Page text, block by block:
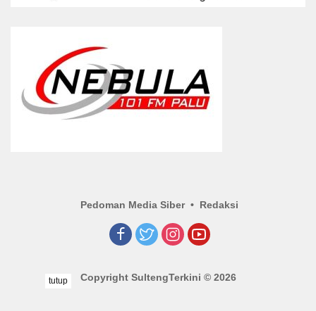
Pedoman Media Siber Redaksi
Copyright SultengTerkini © 2026
tutup